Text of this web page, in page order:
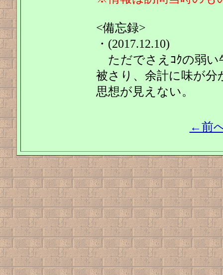
<備忘録>
・(2017.12.10)
ただでさえｺｸの弱い
被さり、余計に味が
思想が見えない。
←前